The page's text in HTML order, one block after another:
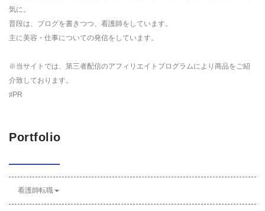
気に。
普段は、ブログを書きつつ、看護師をしています。
主に美容・仕事についての発信をしています。
※当サイトでは、第三者配信のアフィリエイトプログラムにより商品をご紹
介致しております。
♯PR
Portfolio
看護師転職